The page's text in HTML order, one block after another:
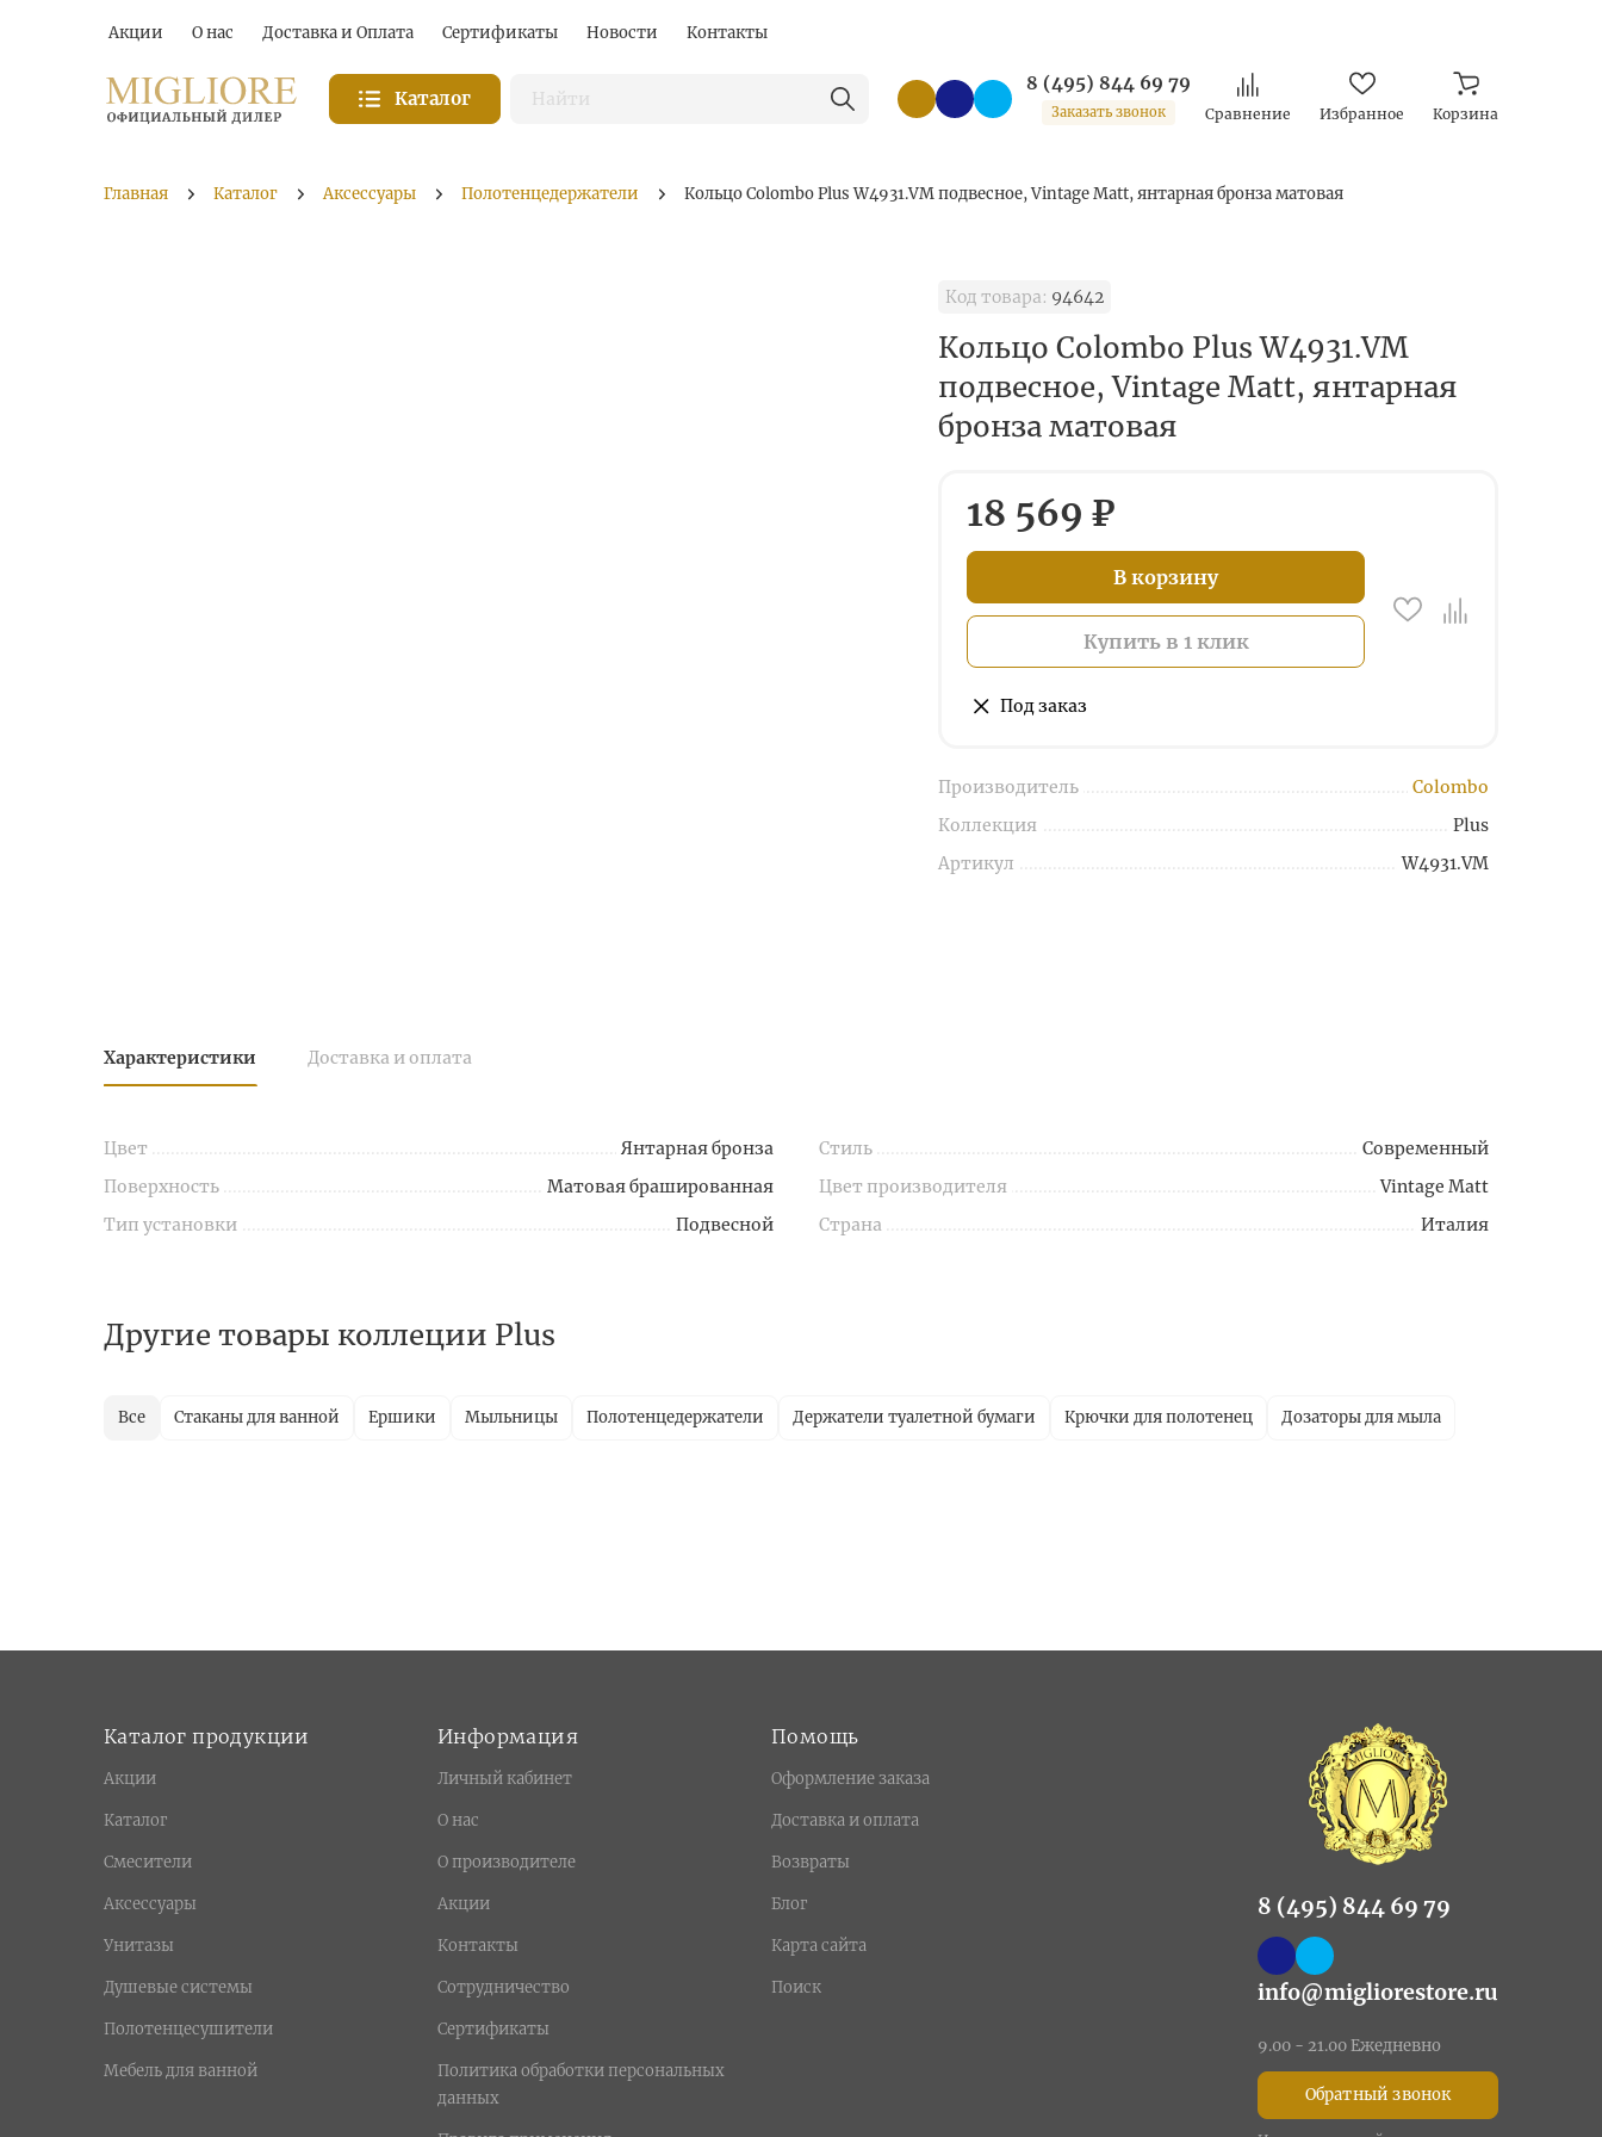
Акции О нас Доставка и Оплата Сертификаты Новости Контакты
Каталог
8 (495) 844 69 79
Заказать звонок Сравнение Избранное Корзина
Главная Каталог Аксессуары Полотенцедержатели Кольцо Colombo Plus W4931.VM подвесное, Vintage Matt, янтарная бронза матовая
Код товара: 94642
Кольцо Colombo Plus W4931.VM
подвесное, Vintage Matt, янтарная
бронза матовая
18 569 ₽
В корзину
Купить в 1 клик
Под заказ
Производитель
Colombo
Коллекция
Plus
Артикул
W4931.VM
Характеристики Доставка и оплата
Цвет
Янтарная бронза
Поверхность
Матовая брашированная
Тип установки
Подвесной
Стиль
Современный
Цвет производителя
Vintage Matt
Страна
Италия
Другие товары коллеции Plus
Все Стаканы для ванной Ершики Мыльницы Полотенцедержатели Держатели туалетной бумаги Крючки для полотенец Дозаторы для мыла
Каталог продукции
Акции
Каталог
Смесители
Аксессуары
Унитазы
Душевые системы
Полотенцесушители
Мебель для ванной
Информация
Личный кабинет
О нас
О производителе
Акции
Контакты
Сотрудничество
Сертификаты
Политика обработки персональных
данных
Помощь
Оформление заказа
Доставка и оплата
Возвраты
Блог
Карта сайта
Поиск
8 (495) 844 69 79
info@migliorestore.ru
9.00 - 21.00 Ежедневно
Обратный звонок